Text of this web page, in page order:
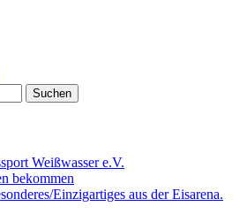
Weißwasser e.V.
bekommen
Einzigartiges aus der Eisarena.